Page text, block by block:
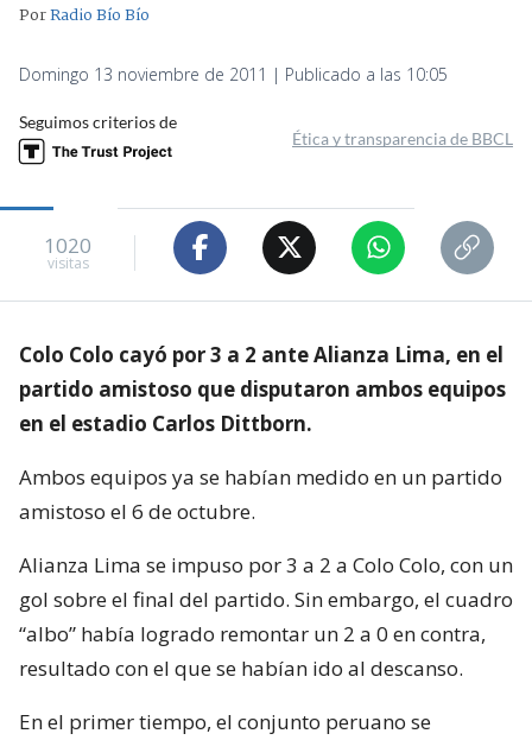
PorRadio Bío Bío
Domingo 13 noviembre de 2011 | Publicado a las 10:05
Seguimos criterios de
Ética y transparencia de BBCL
1020
visitas
Colo Colo cayó por 3 a 2 ante Alianza Lima, en el
partido amistoso que disputaron ambos equipos
en el estadio Carlos Dittborn.
Ambos equipos ya se habían medido en un partido
amistoso el 6 de octubre.
Alianza Lima se impuso por 3 a 2 a Colo Colo, con un
gol sobre el final del partido. Sin embargo, el cuadro
“albo” había logrado remontar un 2 a 0 en contra,
resultado con el que se habían ido al descanso.
En el primer tiempo, el conjunto peruano se